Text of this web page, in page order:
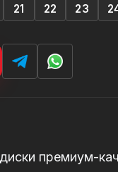
21 22 23
премиум-